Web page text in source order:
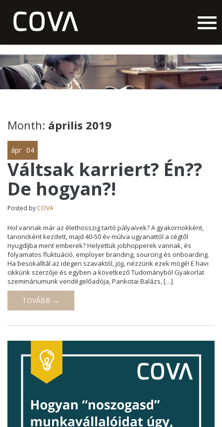
Month: április 2019
ápr 04
Váltsak karriert? Én??
De hogyan?!
Posted by COVA
Hol vannak már az élethosszig tartó pályaívek? A gyakornokként,
tanoncként kezdett, majd 40-50 év múlva ugyanattól a cégtől
nyugdíjba ment emberek? Helyettük jobhopperek vannak, és
folyamatos fluktuáció, employer branding, sourcing és onboarding.
Ha besokalltál az idegen szavaktól, jöjj, nézzünk ezek mögé! E havi
cikkünk szerzője és egyben a következő Tudományból Gyakorlat
szemináriumunk vendégelőadója, Pankotai Balázs, […]
TOVÁBB →